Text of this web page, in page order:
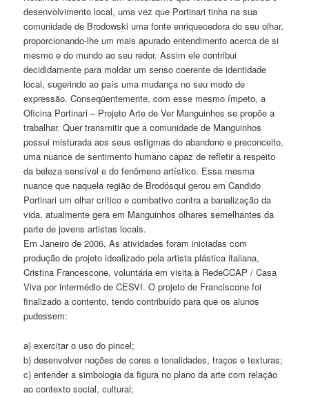
desenvolvimento local, uma vez que Portinari tinha na sua
comunidade de Brodowski uma fonte enriquecedora do seu olhar,
proporcionando-lhe um mais apurado entendimento acerca de si
mesmo e do mundo ao seu redor. Assim ele contribui
decididamente para moldar um senso coerente de identidade
local, sugerindo ao país uma mudança no seu modo de
expressão. Conseqüentemente, com esse mesmo ímpeto, a
Oficina Portinari – Projeto Arte de Ver Manguinhos se propõe a
trabalhar. Quer transmitir que a comunidade de Manguinhos
possui misturada aos seus estigmas do abandono e preconceito,
uma nuance de sentimento humano capaz de refletir a respeito
da beleza sensível e do fenômeno artístico. Essa mesma
nuance que naquela região de Brodósqui gerou em Candido
Portinari um olhar crítico e combativo contra a banalização da
vida, atualmente gera em Manguinhos olhares semelhantes da
parte de jovens artistas locais.
Em Janeiro de 2006, As atividades foram iniciadas com
produção de projeto idealizado pela artista plástica italiana,
Cristina Francescone, voluntária em visita à RedeCCAP / Casa
Viva por intermédio de CESVI. O projeto de Franciscone foi
finalizado a contento, tendo contribuído para que os alunos
pudessem:
a) exercitar o uso do pincel;
b) desenvolver noções de cores e tonalidades, traços e texturas;
c) entender a simbologia da figura no plano da arte com relação
ao contexto social, cultural;